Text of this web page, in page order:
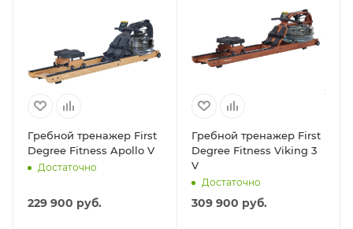
Гребной тренажер First
Degree Fitness Apollo V
Достаточно
229 900 руб.
Гребной тренажер First
Degree Fitness Viking 3
V
Достаточно
309 900 руб.